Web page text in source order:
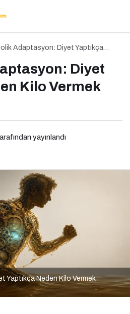
Adaptasyon: Diyet Yaptıkça
Diyet
Kilo Vermek
yayınlandı
Yaptıkça Neden Kilo Vermek
Diyet Yaptıkça Neden